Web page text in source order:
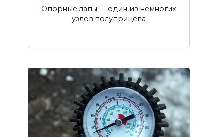
Опорные лапы — один из немногих
узлов полуприцепа